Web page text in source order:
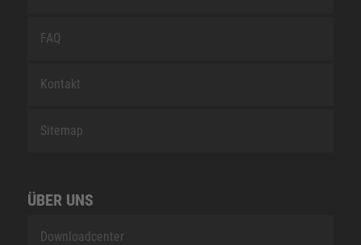
FAQ
Kontakt
Sitemap
ÜBER UNS
Downloadcenter